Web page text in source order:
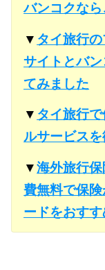
バンコクな
▼ タイ旅行
サイトとバ
てみました
▼ タイ旅行
ルサービス
▼海外旅行
費無料で保
ードをおす